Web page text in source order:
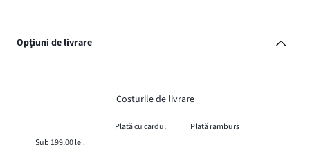
Opțiuni de livrare
Costurile de livrare
Plată cu cardul
Plată ramburs
Sub 199,00 lei: